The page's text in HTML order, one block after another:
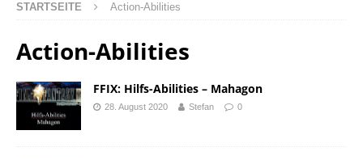
STARTSEITE Action-Abilities
Action-Abilities
FFIX: Hilfs-Abilities – Mahagon
28. August 2020 Stefan 0